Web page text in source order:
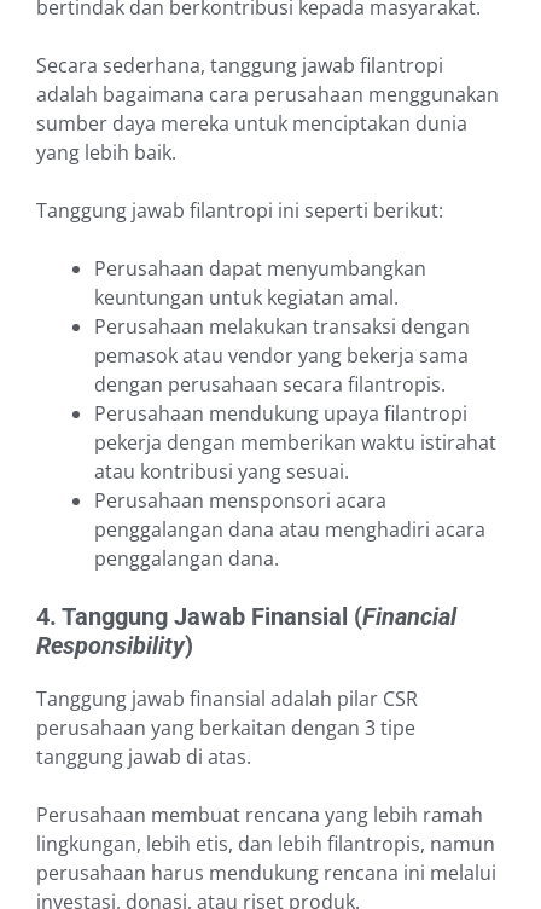
bertindak dan berkontribusi kepada masyarakat.
Secara sederhana, tanggung jawab filantropi
adalah bagaimana cara perusahaan menggunakan
sumber daya mereka untuk menciptakan dunia
yang lebih baik.
Tanggung jawab filantropi ini seperti berikut:
Perusahaan dapat menyumbangkan
keuntungan untuk kegiatan amal.
Perusahaan melakukan transaksi dengan
pemasok atau vendor yang bekerja sama
dengan perusahaan secara filantropis.
Perusahaan mendukung upaya filantropi
pekerja dengan memberikan waktu istirahat
atau kontribusi yang sesuai.
Perusahaan mensponsori acara
penggalangan dana atau menghadiri acara
penggalangan dana.
4. Tanggung Jawab Finansial (Financial
Responsibility)
Tanggung jawab finansial adalah pilar CSR
perusahaan yang berkaitan dengan 3 tipe
tanggung jawab di atas.
Perusahaan membuat rencana yang lebih ramah
lingkungan, lebih etis, dan lebih filantropis, namun
perusahaan harus mendukung rencana ini melalui
investasi, donasi, atau riset produk.